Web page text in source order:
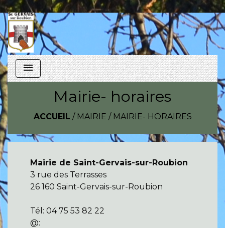
menu
Mairie- horaires
ACCUEIL / MAIRIE / MAIRIE- HORAIRES
Mairie de Saint-Gervais-sur-Roubion
3 rue des Terrasses
26 160 Saint-Gervais-sur-Roubion
Tél: 04 75 53 82 22
@: